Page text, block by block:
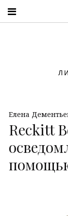
Елена
Reckitt